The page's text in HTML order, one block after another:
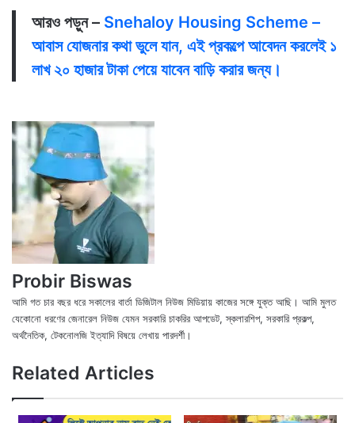
আরও পড়ুন – Snehaloy Housing Scheme –
আবাস যোজনার কথা ভুলে যান, এই প্রকল্পে আবেদন করলেই ১
লাখ ২০ হাজার টাকা পেয়ে যাবেন বাড়ি করার জন্য।
Probir Biswas
আমি গত চার বছর ধরে সকালের বার্তা ডিজিটাল নিউজ মিডিয়ায় কাজের সঙ্গে যুক্ত আছি। আমি মুলত
যেকোনো ধরণের জেনারেল নিউজ যেমন সরকারি চাকরির আপডেট, স্কলারশিপ, সরকারি প্রকল্প,
অর্থনৈতিক, টেকনোলজি ইত্যাদি বিষয়ে লেখায় পারদর্শী।
Related Articles